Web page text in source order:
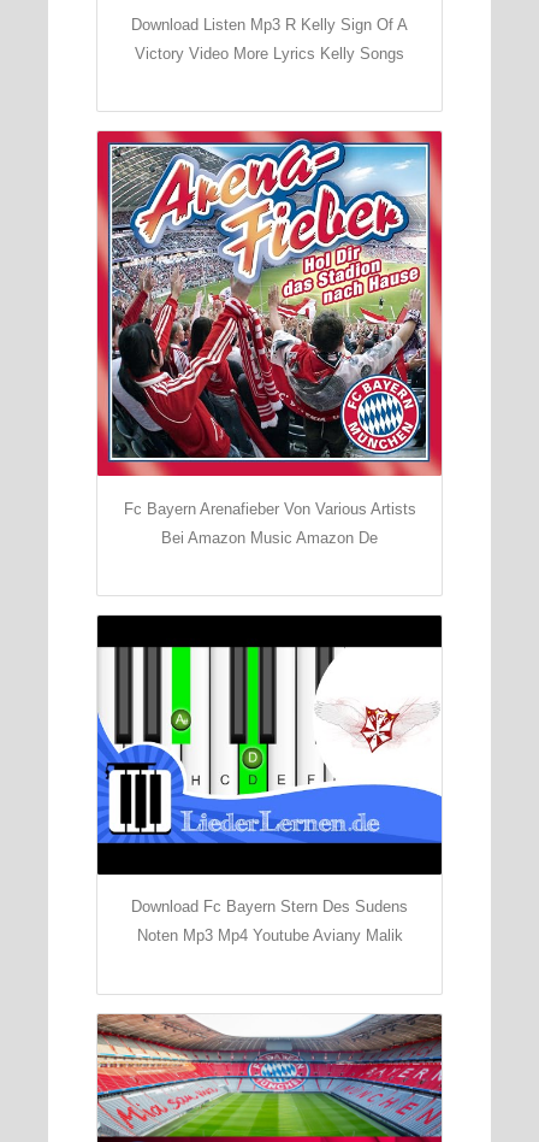
Download Listen Mp3 R Kelly Sign Of A
Victory Video More Lyrics Kelly Songs
Fc Bayern Arenafieber Von Various Artists
Bei Amazon Music Amazon De
Download Fc Bayern Stern Des Sudens
Noten Mp3 Mp4 Youtube Aviany Malik